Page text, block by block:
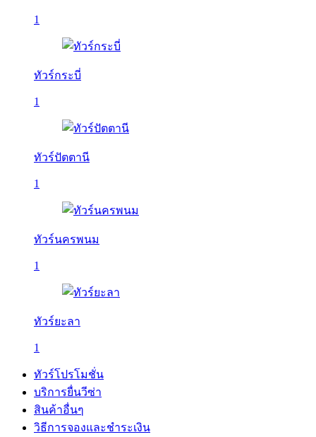
1
ทัวร์กระบี่
1
ทัวร์ปัตตานี
1
ทัวร์นครพนม
1
ทัวร์ยะลา
1
ทัวร์โปรโมชั่น
บริการยื่นวีซ่า
สินค้าอื่นๆ
วิธีการจองและชำระเงิน